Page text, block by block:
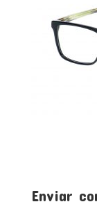
Enviar